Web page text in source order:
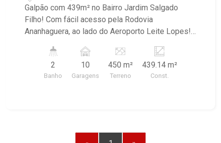
Galpão com 439m² no Bairro Jardim Salgado
Filho! Com fácil acesso pela Rodovia
Ananhaguera, ao lado do Aeroporto Leite Lopes! -
02 Banheiros; - Copa; - 10 Vagas na garagem.
2
Banho
10
Garagens
450 m²
Terreno
439.14 m²
Const.